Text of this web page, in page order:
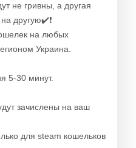
не гривны, а другая
другую✔️❗
на любых
Украина.
5-30 минут.
зачислены на ваш
для steam кошельков